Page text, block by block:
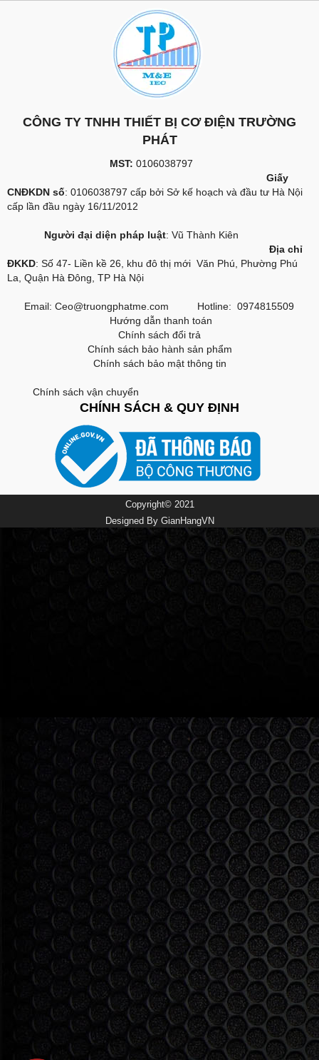
CÔNG TY TNHH THIẾT BỊ CƠ ĐIỆN TRƯỜNG
PHÁT
MST: 0106038797
Giấy
CNĐKDN số: 0106038797 cấp bởi Sở kế hoạch và đầu tư Hà Nội
cấp lần đầu ngày 16/11/2012
Người đại diện pháp luật: Vũ Thành Kiên
Địa chỉ
ĐKKD: Số 47- Liền kề 26, khu đô thị mới Văn Phú, Phường Phú
La, Quận Hà Đông, TP Hà Nội
Email: Ceo@truongphatme.com Hotline: 0974815509
Hướng dẫn thanh toán
Chính sách đổi trả
Chính sách bảo hành sản phẩm
Chính sách bảo mật thông tin
Chính sách vận chuyển
CHÍNH SÁCH & QUY ĐỊNH
Copyright© 2021
Designed By GianHangVN